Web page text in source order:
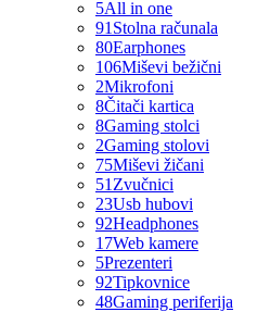
5All in one
91 Stolna računala
80Earphones
106Miševi bežični
2Mikrofoni
8Čitači kartica
8Gaming stolci
2Gaming stolovi
75Miševi žičani
51 Zvučnici
23Usb hubovi
92Headphones
17Web kamere
5Prezenteri
92Tipkovnice
48Gaming periferija